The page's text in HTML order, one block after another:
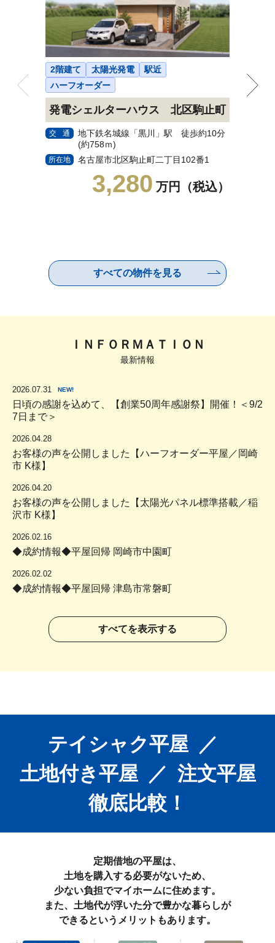
2階建て 太陽光発電
駅近
ハーフオーダー
発電シェルターハウス 北区駒止町
交通
地下鉄名城線「黒川」駅 徒歩約10分
(約758ｍ)
所在地 名古屋市北区駒止町二丁目102番1
3,280 万円（税込）
ハーフオ
すべての物件を見る
ＩＮＦＯＲＭＡＴＩＯＮ
最新情報
2026.07.31 NEW!
日頃の感謝を込めて、【創業50周年感謝祭】開催！＜9/2
7日まで＞
2026.04.28
お客様の声を公開しました【ハーフオーダー平屋／岡崎
市 K様】
2026.04.20
お客様の声を公開しました【太陽光パネル標準搭載／稲
沢市 K様】
2026.02.16
◆成約情報◆平屋回帰 岡崎市中園町
2026.02.02
◆成約情報◆平屋回帰 津島市常磐町
すべてを表示する
テイシャク平屋
／
土地付き平屋
／ 注文平屋
徹底比較！
定期借地の平屋は、
土地を購入する必要がないため、
少ない負担でマイホームに住めます。
また、土地代が浮いた分で豊かな暮らしが
できるというメリットもあります。